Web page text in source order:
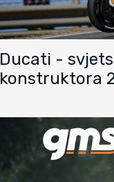
Ducati -
konstruktora